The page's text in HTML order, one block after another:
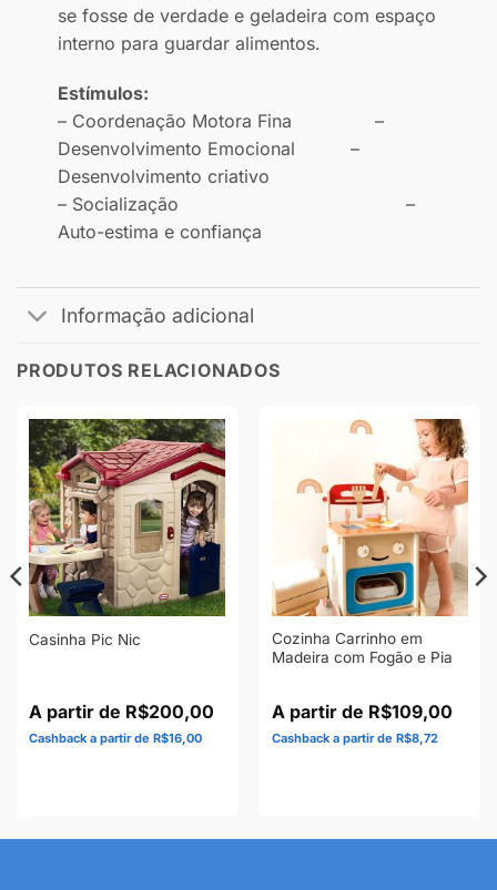
se fosse de verdade e geladeira com espaço
interno para guardar alimentos.
Estímulos:
– Coordenação Motora Fina –
Desenvolvimento Emocional –
Desenvolvimento criativo
– Socialização –
Auto-estima e confiança
Informação adicional
PRODUTOS RELACIONADOS
Casinha Pic Nic
R$200,00
R$16,00
Cozinha Carrinho em
Madeira com Fogão e Pia
R$109,00
R$8,72